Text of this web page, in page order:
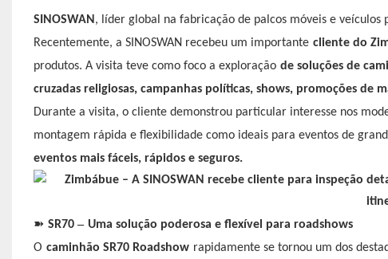
SINOSWAN , líder global na fabricação de palcos móveis e
Recentemente, a SINOSWAN recebeu um importante cliente do
produtos. A visita teve como foco a exploração de soluções de
cruzadas religiosas, campanhas políticas, shows, promoções de
Durante a visita, o cliente demonstrou particular interesse nos
montagem rápida e flexibilidade como ideais para eventos de
eventos mais fáceis, rápidos e seguros.
➽ SR70 – Uma solução poderosa e flexível para roadshows
O caminhão SR70 Roadshow rapidamente se tornou um dos